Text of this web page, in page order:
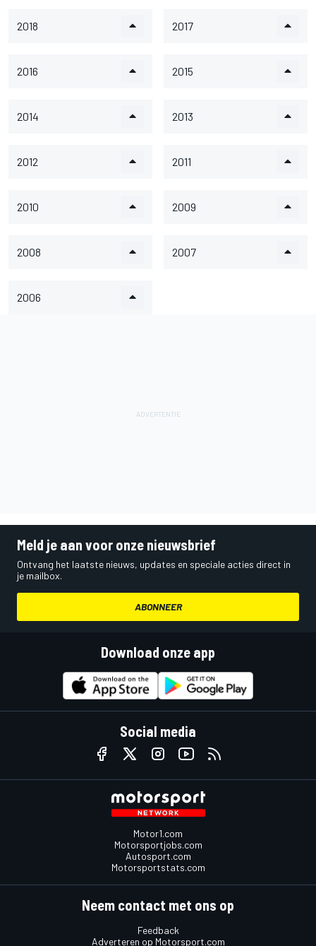
2018 2017
2016 2015
2014 2013
2012 2011
2010 2009
2008 2007
2006
Meld je aan voor onze nieuwsbrief
Ontvang het laatste nieuws, updates en speciale acties direct in
je mailbox.
ABONNEER
Download onze app
Social media
Motor1.com
Motorsportjobs.com
Autosport.com
Motorsportstats.com
Neem contact met ons op
Feedback
Adverteren op Motorsport.com